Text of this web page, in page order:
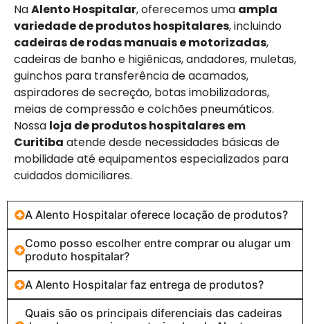
NaAlento Hospitalar, oferecemos uma ampla
variedade de produtos hospitalares, incluindo
cadeiras de rodas manuais e motorizadas,
cadeiras de banho e higiênicas, andadores, muletas,
guinchos para transferência de acamados,
aspiradores de secreção, botas imobilizadoras,
meias de compressão e colchões pneumáticos.
Nossa loja de produtos hospitalares em
Curitiba atende desde necessidades básicas de
mobilidade até equipamentos especializados para
cuidados domiciliares.
A Alento Hospitalar oferece locação de produtos?
Como posso escolher entre comprar ou alugar um
produto hospitalar?
A Alento Hospitalar faz entrega de produtos?
Quais são os principais diferenciais das cadeiras